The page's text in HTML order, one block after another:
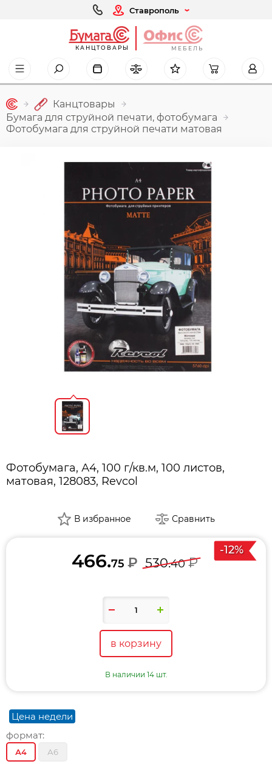
Ставрополь
КАНЦТОВАРЫ МЕБЕЛЬ
Канцтовары
Бумага для струйной печати, фотобумага
Фотобумага для струйной печати матовая
Фотобумага, А4, 100 г/кв.м, 100 листов,
матовая, 128083, Revcol
Цена недели
формат:
А4 А6
В избранное Сравнить
466.75 ₽ 530.40 ₽
-12%
в корзину
В наличии 14 шт.